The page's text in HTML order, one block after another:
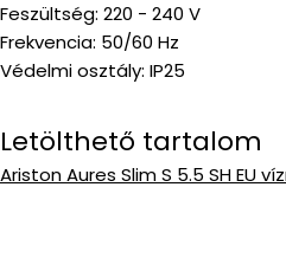
Feszültség: 220 - 240 V
Frekvencia: 50/60 Hz
Védelmi osztály: IP25
Letölthető tartalom
Ariston Aures Slim S 5.5 SH EU